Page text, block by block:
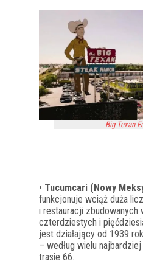
Big Texan
• Tucumcari (Nowy
funkcjonuje wciąż duża
i restauracji zbudowanych
czterdziestych i
jest działający od 1939
– według wielu
trasie 66.